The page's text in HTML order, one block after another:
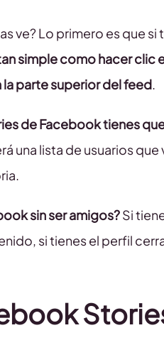
ve? Lo primero es que
simple como hacer clic
la parte superior del feed.
de Facebook tienes
una lista de usuarios
sin ser amigos?Si
si tienes el perfil